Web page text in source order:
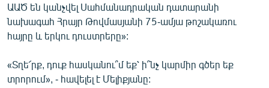
ԱԱԾ են կանչվել Սահմանադրական դատարանի
նախագահ Հրայր Թովմասյանի 75-ամյա թոշակառու
հայրը և երկու դուստրերը»:
«Տղե՜րք, դուք հասկանու՞մ եք՝ ի՞նչ կարմիր գծեր եք
տրորում», - հավելել է Մելիքյանը: